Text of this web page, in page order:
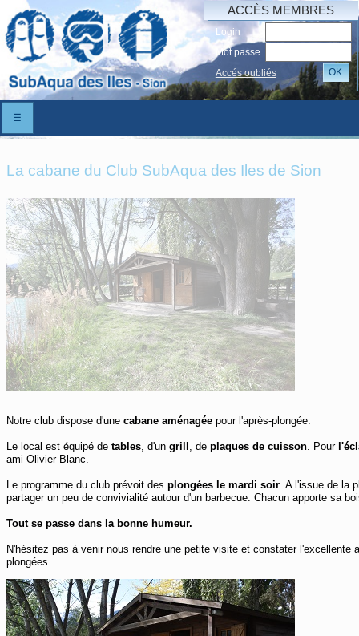
ACCÈS MEMBRES
Login
Mot passe
Accés oubliés
OK
☰
La cabane du Club SubAqua des Iles de Sion
Notre club dispose d'unecabane aménagée pour l'après-plongée.
Le local est équipé detables , d'ungrill , deplaques de cuisson . Pour
ami Olivier Blanc.
Le programme du club prévoit des plongées le mardi soir . A l'issue de la
partager un peu de convivialité autour d'un barbecue. Chacun apporte sa
Tout se passe dans la bonne humeur.
N'hésitez pas à venir nous rendre une petite visite et constater l'excellente
plongées.